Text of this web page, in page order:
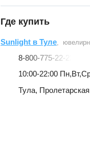
Где купить
Sunlight в Туле,
8-800-775-22-22
10:00-22:00
Тула,